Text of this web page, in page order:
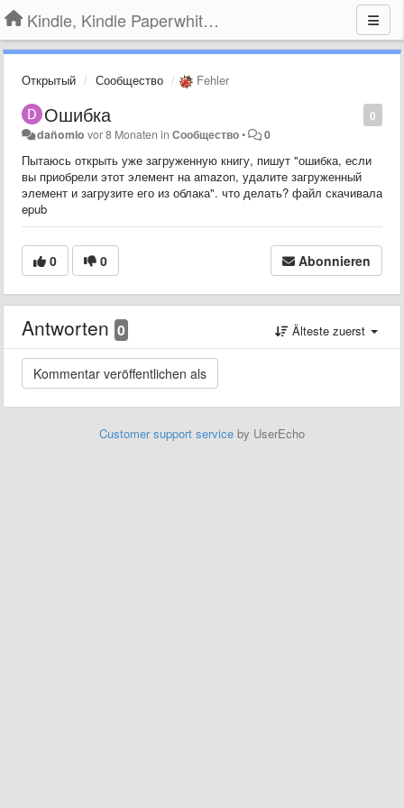
Kindle, Kindle Paperwhite, Kindle Voyage
Открытый Сообщество Fehler
0
Ошибка
dañomio vor 8 Monaten inСообщество• 0
Пытаюсь открыть уже загруженную книгу, пишут "ошибка, если
вы приобрели этот элемент на amazon, удалите загруженный
элемент и загрузите его из облака". что делать? файл скачивала
epub
0 0 Abonnieren
Antworten 0 Älteste zuerst
Customer support service by UserEcho